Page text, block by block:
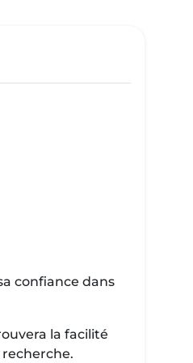
confiance dans
la facilité